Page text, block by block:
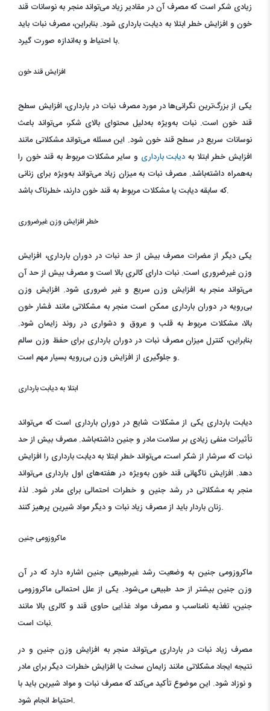
زیادی شکر است که مصرف آن در مقادیر زیاد می‌تواند منجر به نوسانات قند
خون و افزایش خطر ابتلا به دیابت بارداری شود. بنابراین، مصرف نبات باید
با احتیاط و به‌اندازه صورت گیرد.
افزایش قند خون
یکی از بزرگ‌ترین نگرانی‌ها در مورد مصرف نبات در بارداری، افزایش سطح
قند خون است. نبات به‌ویژه به‌دلیل محتوای بالای شکر، می‌تواند باعث
نوسانات سریع در سطح قند خون شود. این مسئله می‌تواند مشکلاتی مانند
افزایش خطر ابتلا به دیابت بارداری و سایر مشکلات مربوط به قند خون را
به‌همراه داشته‌باشد. مصرف نبات به میزان زیاد می‌تواند به‌ویژه برای زنانی
که سابقه دیابت یا مشکلات مربوط به قند خون دارند، خطرناک باشد.
خطر افزایش وزن غیرضروری
یکی دیگر از مضرات مصرف بیش از حد نبات در دوران بارداری، افزایش
وزن غیرضروری است. نبات دارای کالری بالا است و مصرف بیش از حد آن
می‌تواند منجر به افزایش وزن سریع و غیر ضروری شود. افزایش وزن
بی‌رویه در دوران بارداری ممکن است منجر به مشکلاتی مانند فشار خون
بالا، مشکلات مربوط به قلب و عروق و دشواری در روند زایمان شود.
بنابراین، کنترل میزان مصرف نبات در دوران بارداری برای حفظ وزن سالم
و جلوگیری از افزایش وزن بی‌رویه بسیار مهم است.
ابتلا به دیابت بارداری
دیابت بارداری یکی از مشکلات شایع در دوران بارداری است که می‌تواند
تأثیرات منفی زیادی بر سلامت مادر و جنین داشته‌باشد. مصرف بیش از حد
نبات که سرشار از شکر است، می‌تواند خطر ابتلا به دیابت بارداری را افزایش
دهد. افزایش ناگهانی قند خون به‌ویژه در هفته‌های اول بارداری می‌تواند
منجر به مشکلاتی در رشد جنین و خطرات احتمالی برای مادر شود. لذا،
زنان باردار باید از مصرف زیاد نبات و دیگر مواد شیرین پرهیز کنند.
ماکروزومی جنین
ماکروزومی جنین به وضعیت رشد غیرطبیعی جنین اشاره دارد که در آن
وزن جنین بیشتر از حد طبیعی می‌شود. یکی از علل احتمالی ماکروزومی
جنین، تغذیه نامناسب و مصرف مواد غذایی حاوی قند و کالری بالا مانند
نبات است.
مصرف زیاد نبات در بارداری می‌تواند منجر به افزایش وزن جنین و در
نتیجه ایجاد مشکلاتی مانند زایمان سخت یا افزایش خطرات دیگر برای مادر
و نوزاد شود. این موضوع تأکید می‌کند که مصرف نبات و مواد شیرین باید با
احتیاط انجام شود.